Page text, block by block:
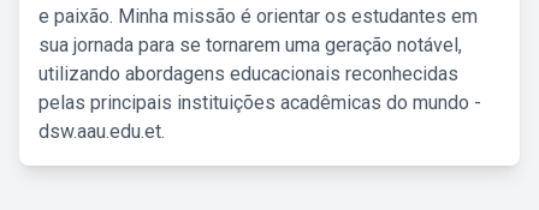
e paixão. Minha missão é orientar os estudantes em
sua jornada para se tornarem uma geração notável,
utilizando abordagens educacionais reconhecidas
pelas principais instituições acadêmicas do mundo -
dsw.aau.edu.et.